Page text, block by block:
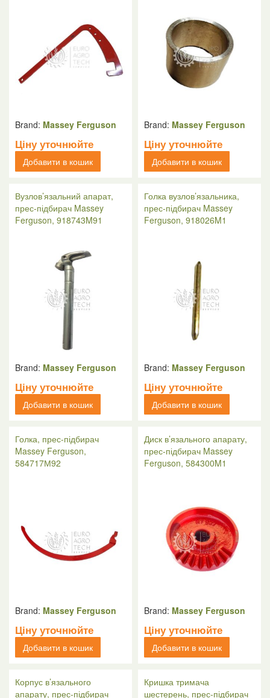
Brand: Massey Ferguson
Ціну уточнюйте
Добавити в кошик
Brand: Massey Ferguson
Ціну уточнюйте
Добавити в кошик
Вузлов’язальний апарат,
прес-підбирач Massey
Ferguson, 918743M91
Brand: Massey Ferguson
Ціну уточнюйте
Добавити в кошик
Голка вузлов’язальника,
прес-підбирач Massey
Ferguson, 918026M1
Brand: Massey Ferguson
Ціну уточнюйте
Добавити в кошик
Голка, прес-підбирач
Massey Ferguson,
584717М92
Brand: Massey Ferguson
Ціну уточнюйте
Добавити в кошик
Диск в’язального апарату,
прес-підбирач Massey
Ferguson, 584300M1
Brand: Massey Ferguson
Ціну уточнюйте
Добавити в кошик
Корпус в’язального
апарату, прес-підбирач
Кришка тримача
шестерень, прес-підбирач